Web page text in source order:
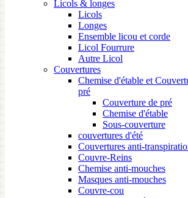
Licols & longes
Licols
Longes
Ensemble licou et corde
Licol Fourrure
Autre Licol
Couvertures
Chemise d'étable et
pré
Couverture de pré
Chemise d'étable
Sous-couverture
couvertures d'été
Couvertures anti-
Couvre-Reins
Chemise anti-mouches
Masques anti-mouches
Couvre-cou